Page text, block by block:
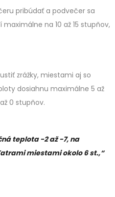
pribúdať a podvečer sa
na 10 až 15 stupňov,
zrážky, miestami aj so
dosiahnu maximálne 5 až
0 stupňov.
teplota -2 až -7, na
miestami okolo 6 st.,“